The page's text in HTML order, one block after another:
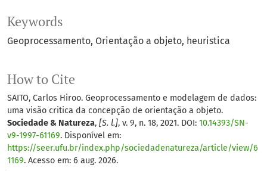
Keywords
Geoprocessamento Orientação a objeto heuristica
How to Cite
SAITO, Carlos Hiroo. Geoprocessamento e modelagem de dados:
uma visão critica da concepção de orientação a objeto.
Sociedade & Natureza, [S. l.], v. 9, n. 18, 2021. DOI: 10.14393/SN-
v9-1997-61169. Disponível em:
https://seer.ufu.br/index.php/sociedadenatureza/article/view/6
1169. Acesso em: 6 aug. 2026.